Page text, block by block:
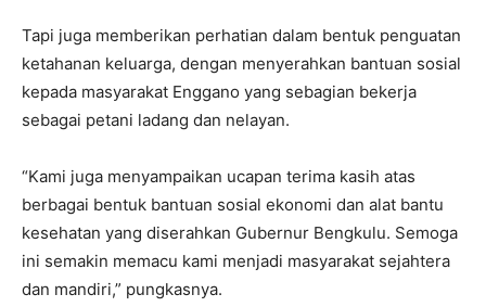
Tapi juga memberikan perhatian dalam bentuk penguatan
ketahanan keluarga, dengan menyerahkan bantuan sosial
kepada masyarakat Enggano yang sebagian bekerja
sebagai petani ladang dan nelayan.
“Kami juga menyampaikan ucapan terima kasih atas
berbagai bentuk bantuan sosial ekonomi dan alat bantu
kesehatan yang diserahkan Gubernur Bengkulu. Semoga
ini semakin memacu kami menjadi masyarakat sejahtera
dan mandiri,” pungkasnya.